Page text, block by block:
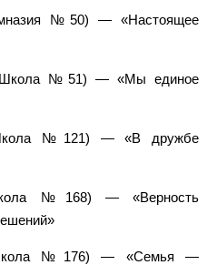
№50) — «Настоящее
№51) — «Мы единое
№121) — «В дружбе
№168) — «Верность
№176) — «Семья —